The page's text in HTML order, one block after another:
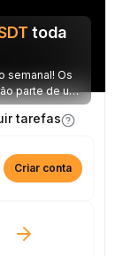
toda
semanal! Os
parte de um
tarefas
Criar conta